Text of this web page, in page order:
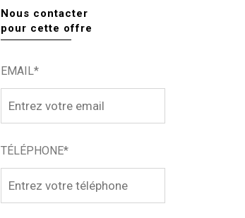
Nous contacter
pour cette offre
EMAIL*
TÉLÉPHONE*